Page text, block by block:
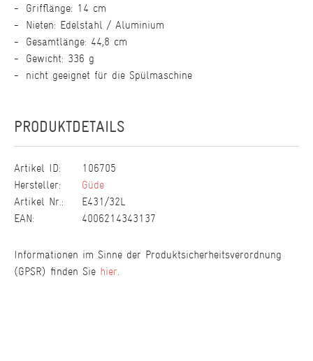
Grifflänge: 14 cm
Nieten: Edelstahl / Aluminium
Gesamtlänge: 44,8 cm
Gewicht: 336 g
nicht geeignet für die Spülmaschine
PRODUKTDETAILS
Artikel ID:
106705
Hersteller:
Güde
Artikel Nr.:
E431/32L
EAN:
4006214343137
Informationen im Sinne der Produktsicherheitsverordnung
(GPSR) finden Sie hier